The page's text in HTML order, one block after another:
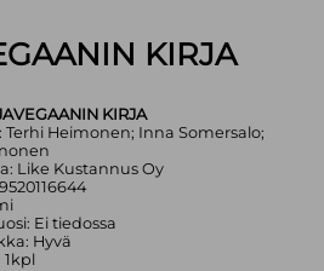
KIRJA
KIRJA
Terhi Heimonen; Inna Somersalo;
Like Kustannus Oy
Ei tiedossa
Hyvä
1kpl